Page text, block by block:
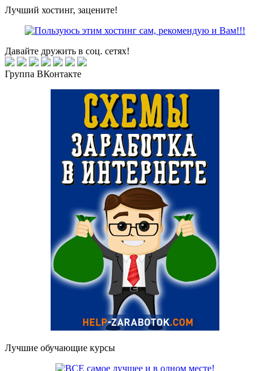
Лучший хостинг, зацените!
Давайте дружить в соц. сетях!
Группа ВКонтакте
Лучшие обучающие курсы